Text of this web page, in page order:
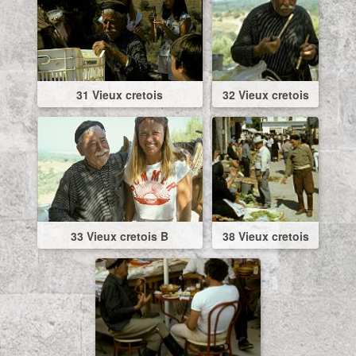
31 Vieux cretois 32 Vieux cretois
33 Vieux cretois B 38 Vieux cretois